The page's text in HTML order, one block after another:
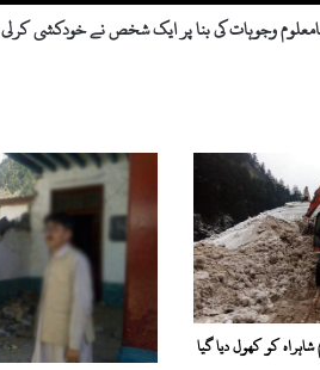
وجوہات کی بنا پر ایک شخص نے خودکشی کرلی
کو کھول دیا گیا